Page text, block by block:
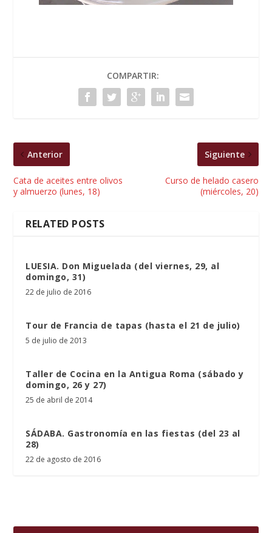
COMPARTIR:
Anterior
Cata de aceites entre olivos
y almuerzo (lunes, 18)
Siguiente
Curso de helado casero
(miércoles, 20)
RELATED POSTS
LUESIA. Don Miguelada (del viernes, 29, al
domingo, 31)
22 de julio de 2016
Tour de Francia de tapas (hasta el 21 de julio)
5 de julio de 2013
Taller de Cocina en la Antigua Roma (sábado y
domingo, 26 y 27)
25 de abril de 2014
SÁDABA. Gastronomía en las fiestas (del 23 al
28)
22 de agosto de 2016